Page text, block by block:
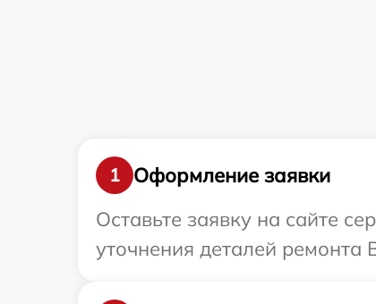
1
Оформление заявки
Оставьте заявку на сайте
уточнения деталей ремонта